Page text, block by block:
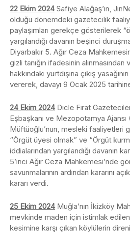
22 Ekim 2024 Safiye Alağaş’ın,
olduğu dönemdeki gazetecilik
paylaşımları gerekçe gösterilerek
yargılandığı davanın beşinci
Diyarbakır 5. Ağır Ceza
gizli tanığın ifadesinin
hakkındaki yurtdışına çıkış
vererek, davayı 9 Ocak 2025
24 Ekim 2024 Dicle Fırat
Eşbaşkanı ve Mezopotamya
Müftüoğlu’nun, mesleki faaliyetleri
“Örgüt üyesi olmak” ve “Örgüt
iddialarından yargılandığı davanın
5’inci Ağır Ceza Mahkemesi’nde
savunmalarının ardından kararını
kararı verdi.
25 Ekim 2024 Muğla’nın İkizköy
mevkinde maden için istimlak edilen
kesimine karşı çıkan köylülerin